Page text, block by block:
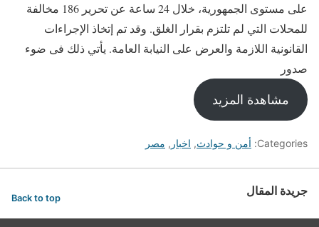
على مستوى الجمهورية، خلال 24 ساعة عن تحرير 186 مخالفة
للمحلات التي لم تلتزم بقرار الغلق. وقد تم إتخاذ الإجراءات
القانونية اللازمة والعرض على النيابة العامة. يأتي ذلك فى ضوء
صدور
مشاهدة المزيد
Categories: أمن و حوادث, اخبار , مصر
جريدة المقال Back to top